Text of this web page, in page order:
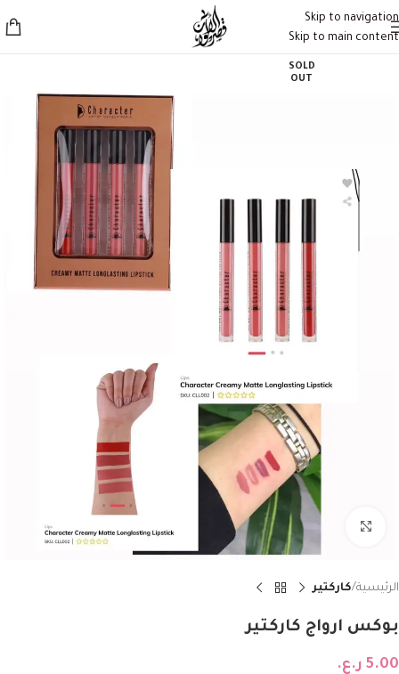
Skip to navigation
Skip to main content
SOLD
OUT
Click to enlarge
الرئيسية كاركتير
بوكس ارواج كاركتير
5.00 ر.ع.